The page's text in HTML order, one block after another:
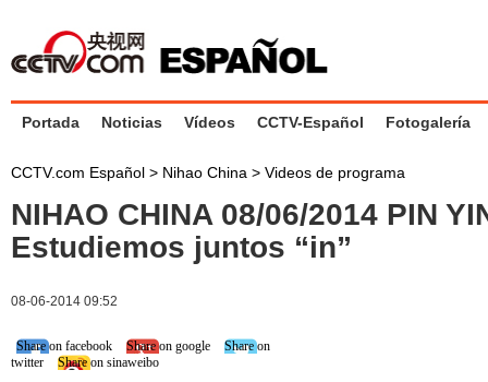
Portada Noticias Vídeos CCTV-Español Fotogalería
CCTV.com Español > Nihao China > Videos de programa
NIHAO CHINA 08/06/2014 PIN
Estudiemos juntos “in”
08-06-2014 09:52
Share on facebook Share on google
Share on
twitter
Share on sinaweibo